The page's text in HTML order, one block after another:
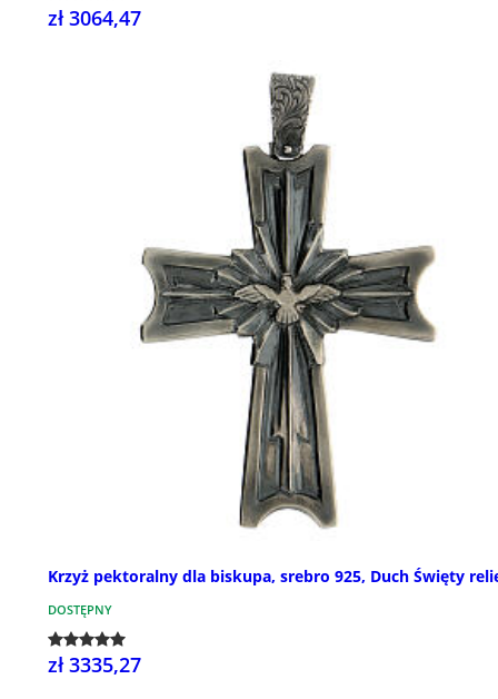
zł 3064,47
Krzyż pektoralny dla biskupa, srebro 925, Duch Święty
DOSTĘPNY
zł 3335,27